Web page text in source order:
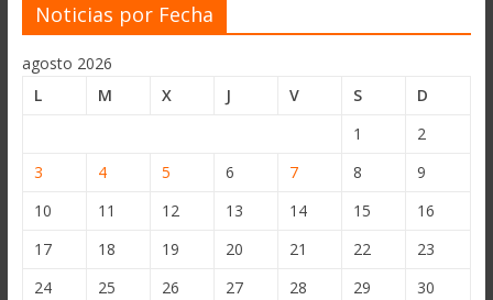
Noticias por Fecha
agosto 2026
L
M X J V S
D
1
2
3
4 5 6 7 8
9
10
11 12 13 14 15
16
17
18 19 20 21 22
23
24
25 26 27 28 29
30